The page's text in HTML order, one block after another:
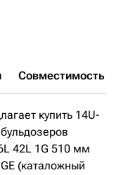
Совместимость
купить 14U-
42L 1G 510 мм
(каталожный